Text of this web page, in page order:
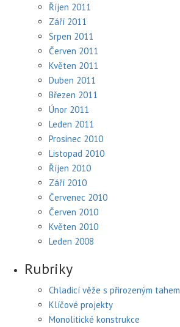
Říjen 2011
Září 2011
Srpen 2011
Červen 2011
Květen 2011
Duben 2011
Březen 2011
Únor 2011
Leden 2011
Prosinec 2010
Listopad 2010
Říjen 2010
Září 2010
Červenec 2010
Červen 2010
Květen 2010
Leden 2008
Rubriky
Chladicí věže s přirozeným tahem
Klíčové projekty
Monolitické konstrukce